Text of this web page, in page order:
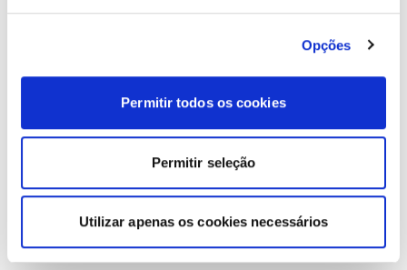
Opções
Permitir todos os cookies
Permitir seleção
Utilizar apenas os cookies necessários